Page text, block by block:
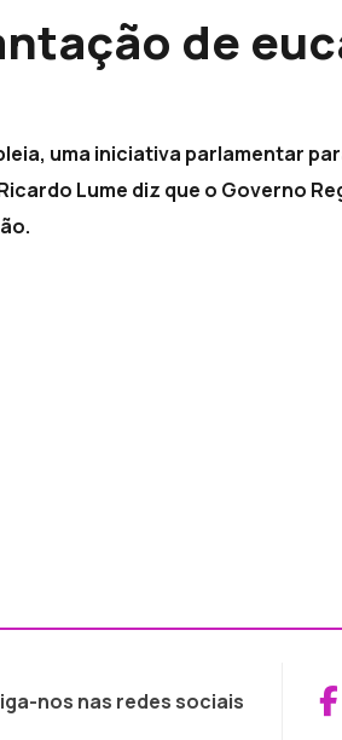
de
uma iniciativa parlamentar
Lume diz que o Governo
nos nas redes sociais